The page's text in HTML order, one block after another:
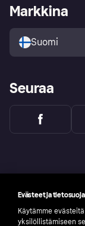
Tutustu kauppoihin
Ostajan turva
Kirjaudu sisään
Markkina
Suomi
Seuraa
Evästeet ja tietosuoja
Käytämme
yksilöllistämiseen